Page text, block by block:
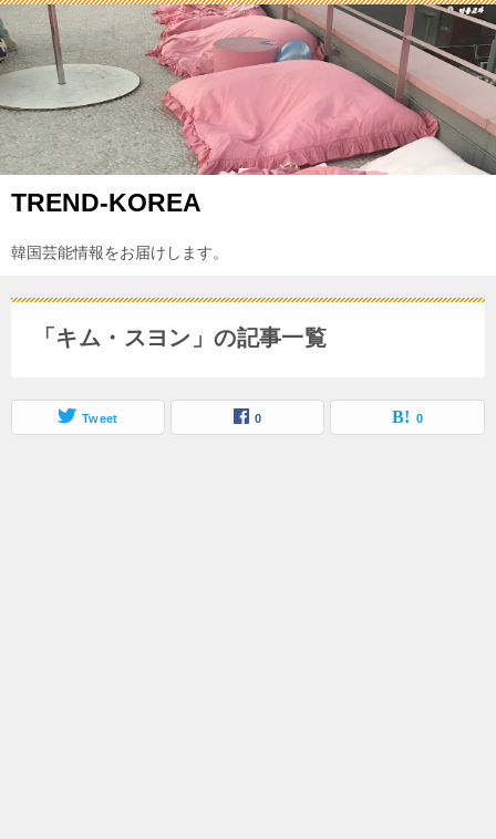
TREND-KOREA
韓国芸能情報をお届けします。
「キム・スヨン」の記事一覧
Tweet 0 0